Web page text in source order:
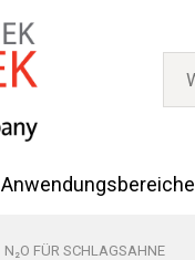
Anwendungsbereiche
N₂O FÜR SCHLAGSAHNE